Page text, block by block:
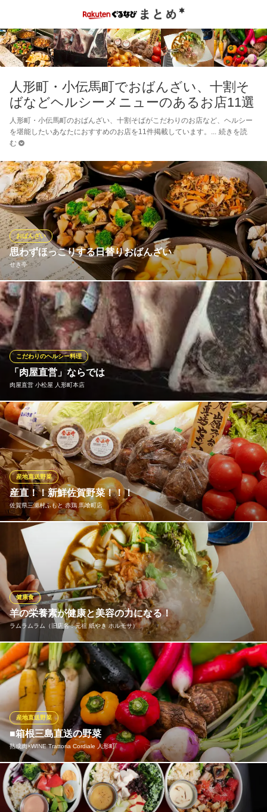
人形町・小伝馬町でおばんざい、十割そ
ばなどヘルシーメニューのあるお店11選
人形町・小伝馬町のおばんざい、十割そばがこだわりのお店など、ヘルシー
を堪能したいあなたにおすすめのお店を11件掲載しています。
続きを読
む
思わずほっこりする日替りおばんざい
せき亭
おばんざい
とにかく種類が豊富♪毎日8～10種ほどの手作りおばんざいをご用
意しております。一品380円(税抜)～で、お得な3品盛り980円(税
抜)もございます。カウンターにズラリと並べた、日替りのおばん
ざいの中からお好きな物をお選びください。優しい味わいにおも
わずほっこりしてしまう、旬味を旨い酒とともに味わいくださ
い。
産直鮮魚とおばんざい
都営浅草線人形町駅 徒歩1分
東京都中央区日本橋人形町1-18-6 岡野ビル2F
「肉屋直営」ならでは
肉屋直営 小松屋 人形町本店
こだわりのヘルシー料理
中間業者を通さず、自社工場（SPA）で解体・整形まで行うた
め、余計なコストをカットし、その分を「肉の質と量」に還元し
ています。特にこだわっているのは、現代のヘルシー志向に合わ
せた「低脂肪牛」。サシ（脂）に頼らず、赤身本来の濃厚な旨味
をダイレクトに感じていただけます。
肉屋直営 小松屋 人形町本店
肉屋直営 肉とワイン
都営浅草線人形町駅A5出口 徒歩1分
東京都中央区日本橋人形町3-7-2
産直！！新鮮佐賀野菜！！！
佐賀県三瀬村ふもと 赤鶏 馬喰町店
産地直送野菜
鮮度抜群！新鮮佐賀野菜を使用しております！ おすすめは「本日
の焼き野菜」。その日届いた佐賀野菜を、丁寧に炭火で炙り、佐
賀産調味料で召し上っていただきます。 そのほか、佐賀銘柄トマ
トを使用した「生トマトハイ」など、野菜の旨みをそのままいか
したメニューがめじろ押しです！
佐賀県三瀬村ふもと 赤鶏 馬喰町店
佐賀PRご当地酒場！
ＪＲ総武線馬喰町駅2番出口 徒歩1分
東京都中央区日本橋馬喰町1-4-3 共栄ビル1F
羊の栄養素が健康と美容の力になる！
ラムラムラム（旧店名：元祖 紙やき ホルモサ）
健康食
ラム肉さえ食べてれば美人になれます！！40代がしっかり摂るべ
きたんぱく源は、魚や豆腐、鶏肉より赤身のお肉。なかでも羊肉
は、女性の美容と健康に欠かせない成分がたっぷり！更にタレに
はたっぷりの野菜と果物とナッツにスパイスで構成され、全部食
べても１人前３５０kcalで1日に必要な野菜も摂れる優れものでめ
ちゃ旨。
ラムラムラム（旧店名：元祖 紙やき ホルモサ）
紙やき鍋（ホルモサ）
地下鉄人形町駅 徒歩1分
東京都中央区日本橋人形町1-5-12 萬武ビルディング B1
■箱根三島直送の野菜
熟成肉×WINE Trattoria Cordiale 人形町
産地直送野菜
箱根・三島直送の厳選野菜を使用しております！日当たりがよく
冷涼でミネラル豊富な土壌で育った野菜はどれも甘みがあり味も
質も一級品。素材の味をふんだんに生かした当店こだわりの品々